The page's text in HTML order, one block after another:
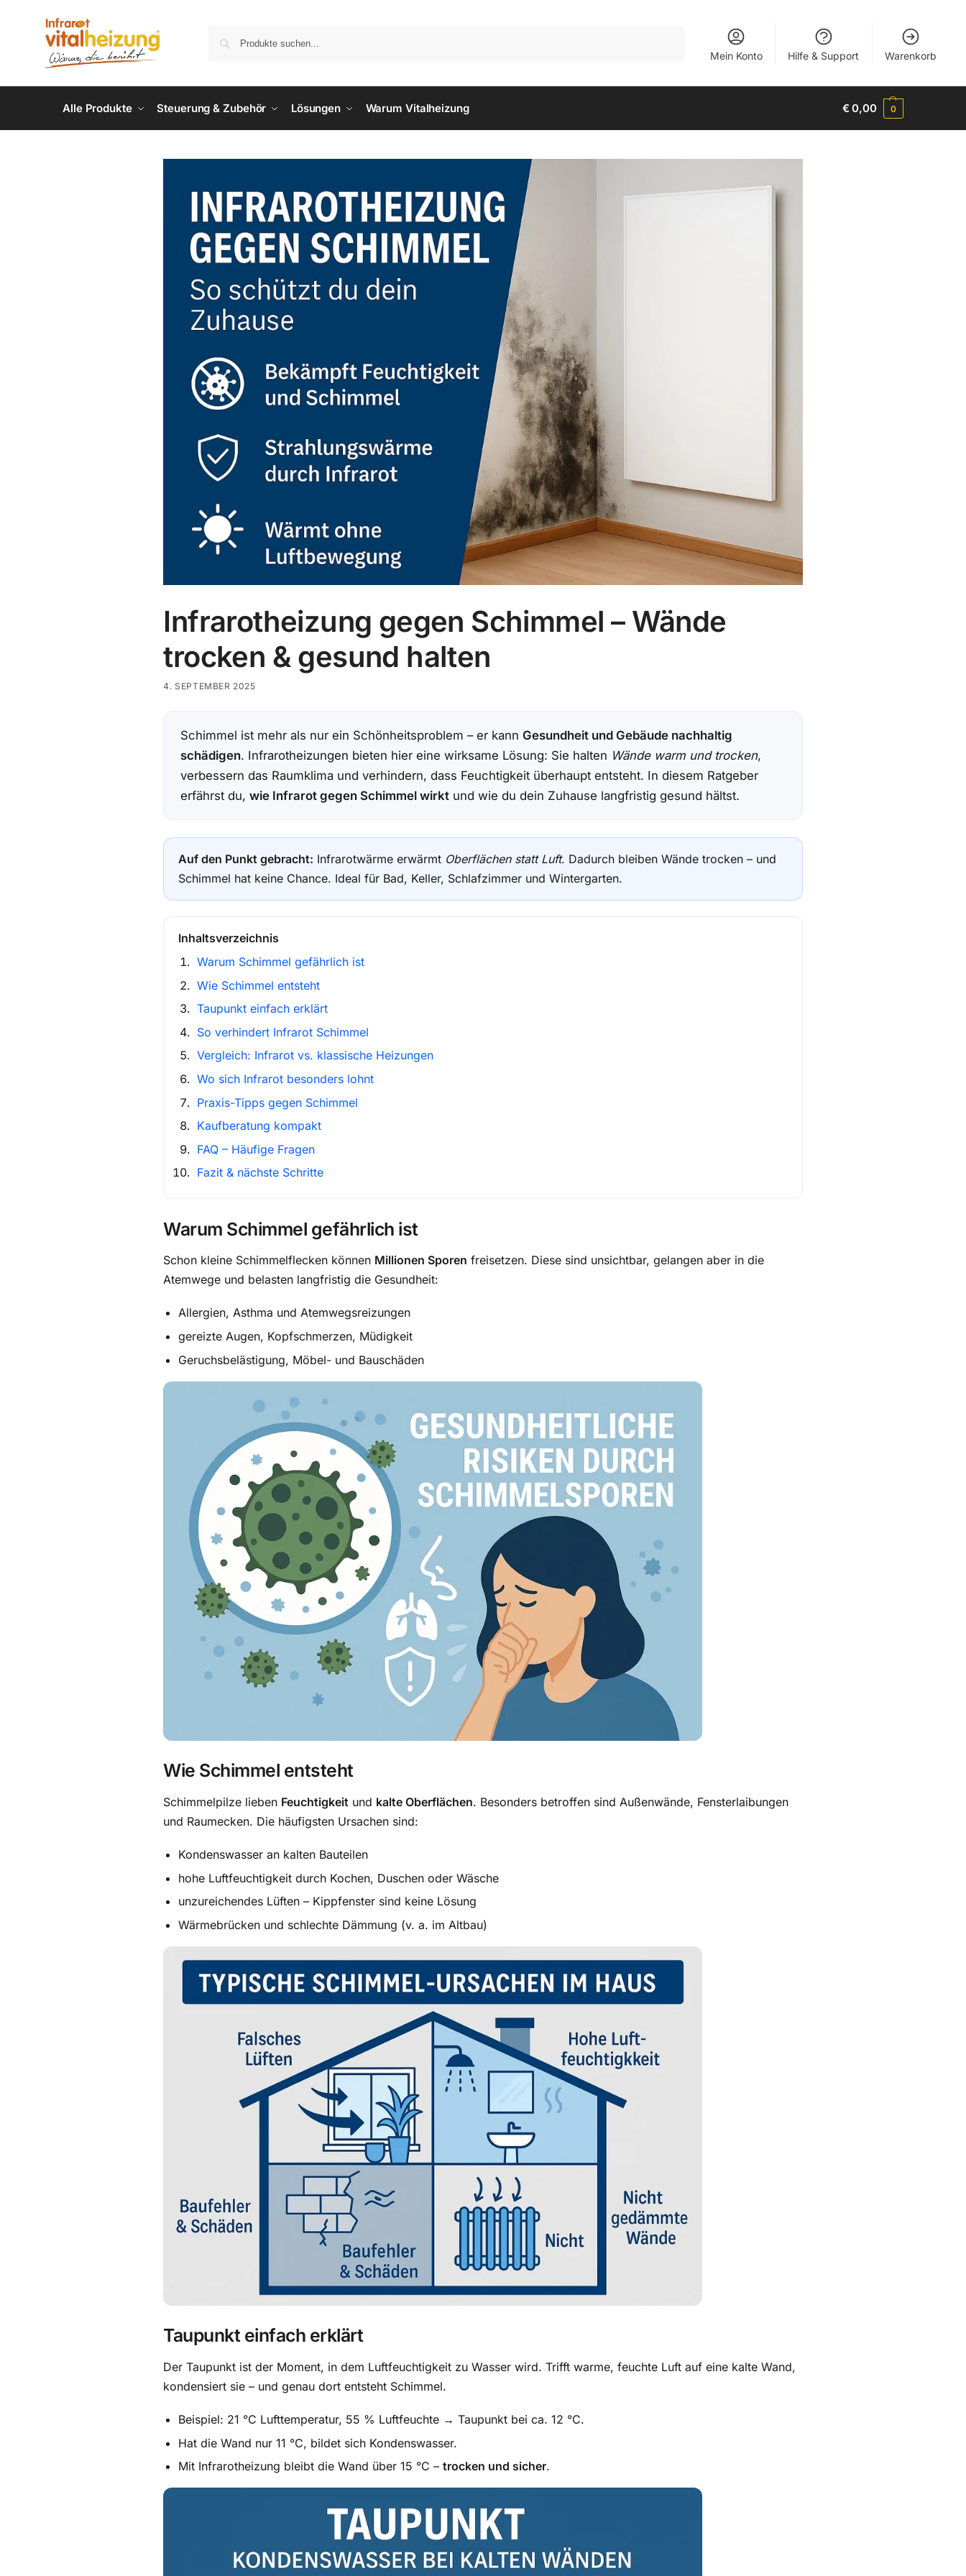
Mein Konto Hilfe & Support Warenkorb
Alle Produkte Steuerung & Zubehör Lösungen Warum Vitalheizung €0,00 0
Infrarotheizung gegen Schimmel – Wände
trocken & gesund halten
4. SEPTEMBER 2025
Schimmel ist mehr als nur ein Schönheitsproblem – er kann Gesundheit und Gebäude nachhaltig
schädigen. Infrarotheizungen bieten hier eine wirksame Lösung: Sie halten Wände warm und trocken,
verbessern das Raumklima und verhindern, dass Feuchtigkeit überhaupt entsteht. In diesem Ratgeber
erfährst du, wie Infrarot gegen Schimmel wirktund wie du dein Zuhause langfristig gesund hältst.
Auf den Punkt gebracht: Infrarotwärme erwärmt Oberflächen statt Luft. Dadurch bleiben Wände trocken – und
Schimmel hat keine Chance. Ideal für Bad, Keller, Schlafzimmer und Wintergarten.
Inhaltsverzeichnis
Warum Schimmel gefährlich ist
Wie Schimmel entsteht
Taupunkt einfach erklärt
So verhindert Infrarot Schimmel
Vergleich: Infrarot vs. klassische Heizungen
Wo sich Infrarot besonders lohnt
Praxis-Tipps gegen Schimmel
Kaufberatung kompakt
FAQ – Häufige Fragen
Fazit & nächste Schritte
Warum Schimmel gefährlich ist
Schon kleine Schimmelflecken können Millionen Sporen freisetzen. Diese sind unsichtbar, gelangen aber in die
Atemwege und belasten langfristig die Gesundheit:
Allergien, Asthma und Atemwegsreizungen
gereizte Augen, Kopfschmerzen, Müdigkeit
Geruchsbelästigung, Möbel- und Bauschäden
Wie Schimmel entsteht
Schimmelpilze lieben Feuchtigkeit und kalte Oberflächen. Besonders betroffen sind Außenwände, Fensterlaibungen
und Raumecken. Die häufigsten Ursachen sind:
Kondenswasser an kalten Bauteilen
hohe Luftfeuchtigkeit durch Kochen, Duschen oder Wäsche
unzureichendes Lüften – Kippfenster sind keine Lösung
Wärmebrücken und schlechte Dämmung (v. a. im Altbau)
Taupunkt einfach erklärt
Der Taupunkt ist der Moment, in dem Luftfeuchtigkeit zu Wasser wird. Trifft warme, feuchte Luft auf eine kalte Wand,
kondensiert sie – und genau dort entsteht Schimmel.
Beispiel: 21 °C Lufttemperatur, 55 % Luftfeuchte → Taupunkt bei ca. 12 °C.
Hat die Wand nur 11 °C, bildet sich Kondenswasser.
Mit Infrarotheizung bleibt die Wand über 15 °C –trocken und sicher.